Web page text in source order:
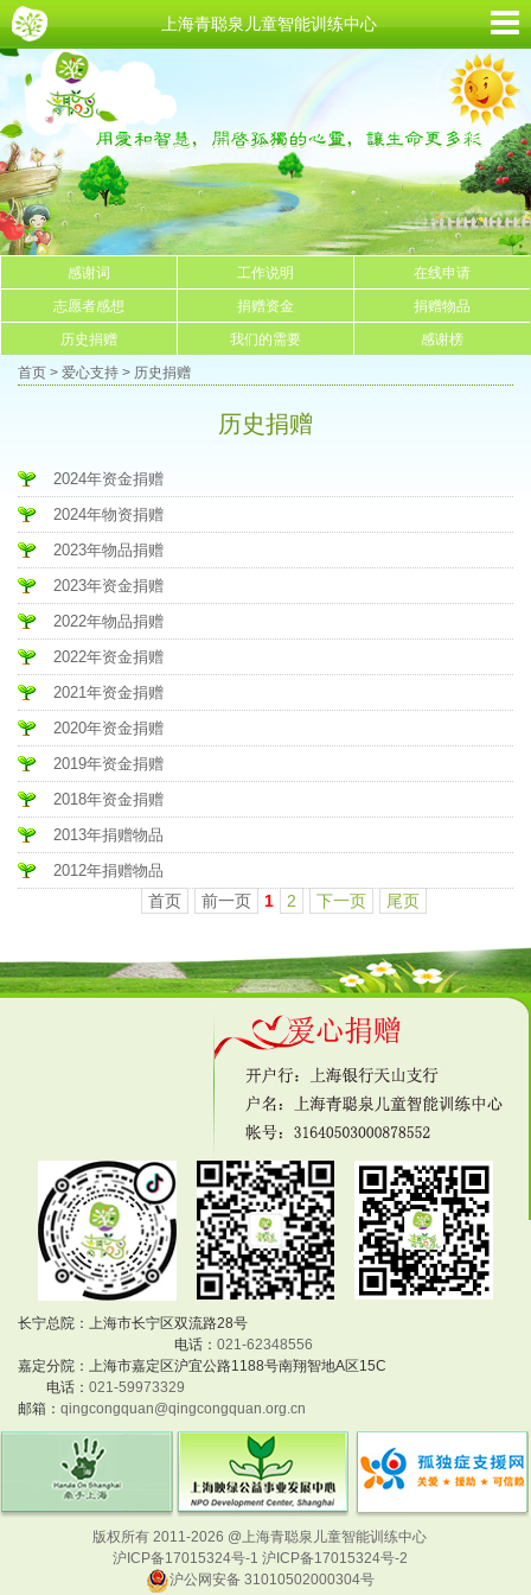
上海青聪泉儿童智能训练中心
感谢词 工作说明
在线申请
志愿者感想
捐赠资金
捐赠物品
历史捐赠
我们的需要
感谢榜
首页 > 爱心支持 > 历史捐赠
历史捐赠
2024年资金捐赠
2024年物资捐赠
2023年物品捐赠
2023年资金捐赠
2022年物品捐赠
2022年资金捐赠
2021年资金捐赠
2020年资金捐赠
2019年资金捐赠
2018年资金捐赠
2013年捐赠物品
2012年捐赠物品
首页 前一页 1 2 下一页 尾页
长宁总院：上海市长宁区双流路28号
电话： 021-62348556
嘉定分院：上海市嘉定区沪宜公路1188号南翔智地A区15C
电话： 021-59973329
邮箱： qingcongquan@qingcongquan.org.cn
版权所有 2011-2026 @上海青聪泉儿童智能训练中心
沪ICP备17015324号-1 沪ICP备17015324号-2
沪公网安备 31010502000304号